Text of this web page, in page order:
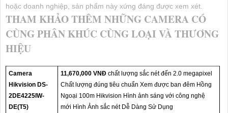
hoặc doanh nghiệp, sản phẩm này xứng đáng được xem xét.
THAM KHẢO THÊM NHỮNG CAMERA CÓ
CÙNG PHÂN KHÚC CÙNG LOẠI VÀ THƯƠNG
HIỆU
Camera
Hikvision DS-
2DE4225IW-
DE(T5)
11,670,000 VNĐ chất lượng sắc nét đến 2.0 megapixel
Chất lượng đúng tiêu chuẩn Xem được ban đêm Hồng
Ngoại 100m Hikvision Hình ảnh sáng với công nghệ
mới Hình Ảnh sắc nét Dễ Dàng Sử Dụng